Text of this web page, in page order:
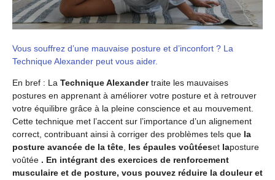
Vous souffrez d’une mauvaise posture et d’inconfort ? La
Technique Alexander peut vous aider.
En bref : La Technique Alexandertraite les mauvaises
postures en apprenant à améliorer votre posture et à retrouver
votre équilibre grâce à la pleine conscience et au mouvement.
Cette technique met l’accent sur l’importance d’un alignement
correct, contribuant ainsi à corriger des problèmes tels que la
posture avancée de la tête, les épaules voûtéeset laposture
voûtée . En intégrant des exercices de renforcement
musculaire et de posture, vous pouvez réduire la douleur et